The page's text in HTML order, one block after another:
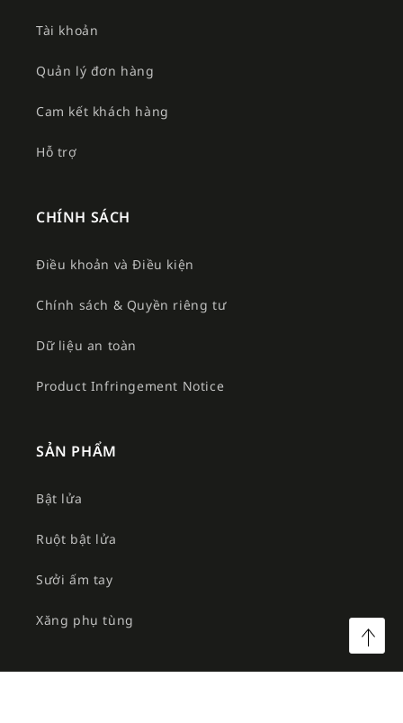
Tài khoản
Quản lý đơn hàng
Cam kết khách hàng
Hỗ trợ
CHÍNH SÁCH
Điều khoản và Điều kiện
Chính sách & Quyền riêng tư
Dữ liệu an toàn
Product Infringement Notice
SẢN PHẨM
Bật lửa
Ruột bật lửa
Sưởi ấm tay
Xăng phụ tùng